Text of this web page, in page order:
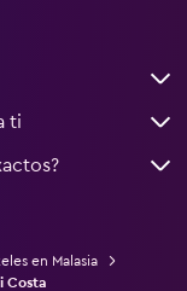
ti
en Malasia
Costa